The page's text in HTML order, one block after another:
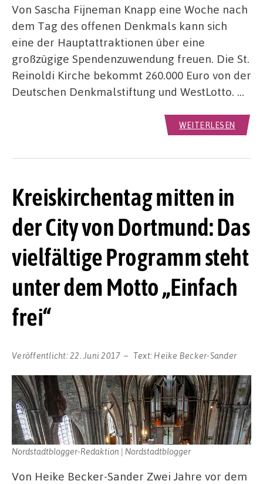
Von Sascha Fijneman Knapp eine Woche nach
dem Tag des offenen Denkmals kann sich
eine der Hauptattraktionen über eine
großzügige Spendenzuwendung freuen. Die St.
Reinoldi Kirche bekommt 260.000 Euro von der
Deutschen Denkmalstiftung und WestLotto. …
WEITERLESEN
Kreiskirchentag mitten in
der City von Dortmund: Das
vielfältige Programm steht
unter dem Motto „Einfach
frei“
Veröffentlicht: 22. Juni 2017 Text: Heike Becker-Sander
Nordstadtblogger-Redaktion | Nordstadtblogger
Von Heike Becker-Sander Zwei Jahre vor dem